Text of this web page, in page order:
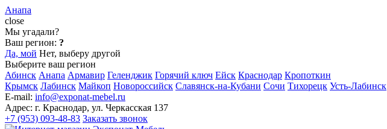
Анапа
close
Мы угадали?
Ваш регион: ?
Да, мой Нет, выберу другой
Выберите ваш регион
Абинск Анапа Армавир Геленджик Горячий ключ Ейск Краснодар Кропоткин
Крымск Лабинск Майкоп Новороссийск Славянск-на-Кубани Сочи Тихорецк Усть-Лабинск
E-mail: info@exponat-mebel.ru
Адрес: г. Краснодар, ул. Черкасская 137
+7 (953) 093-48-83 Заказать звонок